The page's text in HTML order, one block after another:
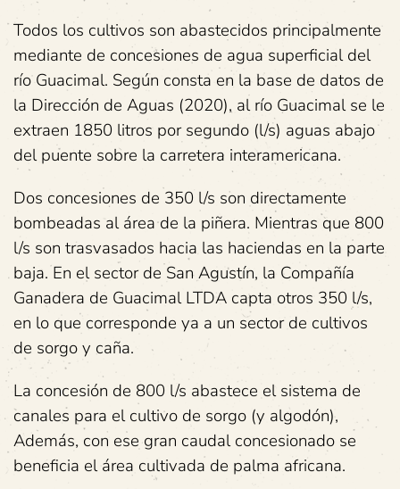
Todos los cultivos son abastecidos principalmente
mediante de concesiones de agua superficial del
río Guacimal. Según consta en la base de datos de
la Dirección de Aguas (2020), al río Guacimal se le
extraen 1850 litros por segundo (l/s) aguas abajo
del puente sobre la carretera interamericana.
Dos concesiones de 350 l/s son directamente
bombeadas al área de la piñera. Mientras que 800
l/s son trasvasados hacia las haciendas en la parte
baja. En el sector de San Agustín, la Compañía
Ganadera de Guacimal LTDA capta otros 350 l/s,
en lo que corresponde ya a un sector de cultivos
de sorgo y caña.
La concesión de 800 l/s abastece el sistema de
canales para el cultivo de sorgo (y algodón),
Además, con ese gran caudal concesionado se
beneficia el área cultivada de palma africana.